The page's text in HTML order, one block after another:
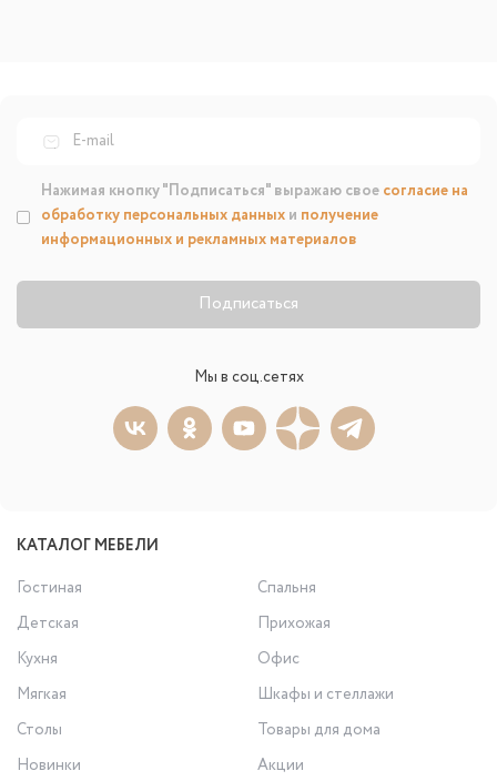
Подписаться
Нажимая кнопку "Подписаться" выражаю свое согласие на
обработку персональных данных и получение
информационных и рекламных материалов
Мы в соц.сетях
КАТАЛОГ МЕБЕЛИ
Гостиная
Спальня
Детская
Прихожая
Кухня
Офис
Мягкая
Шкафы и стеллажи
Столы
Товары для дома
Новинки
Акции